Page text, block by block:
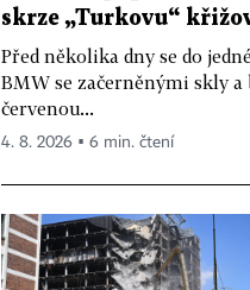
skrze „Turkovu“
Před několika dny se do
BMW se začerněnými skly
červenou...
4. 8. 2026 ▪ 6 min. čtení